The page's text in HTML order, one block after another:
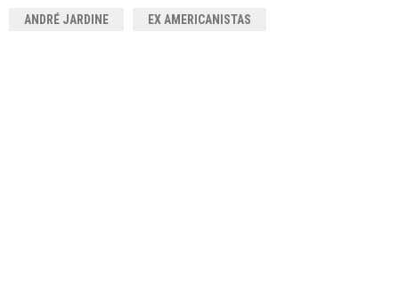
ANDRÉ JARDINE EX AMERICANISTAS